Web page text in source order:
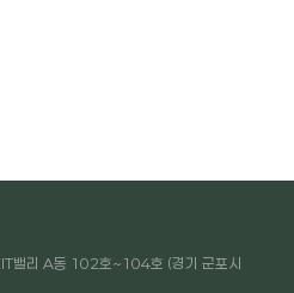
밸리 A동 102호~104호 (경기 군포시